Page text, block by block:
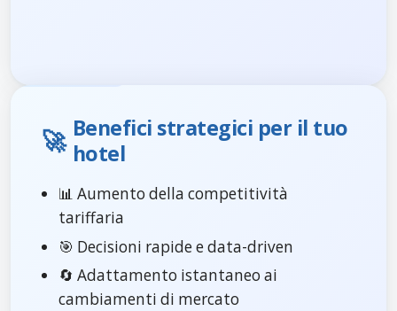
🚀 Benefici strategici per il tuo
hotel
📊 Aumento della competitività
tariffaria
🎯 Decisioni rapide e data-driven
🔄 Adattamento istantaneo ai
cambiamenti di mercato